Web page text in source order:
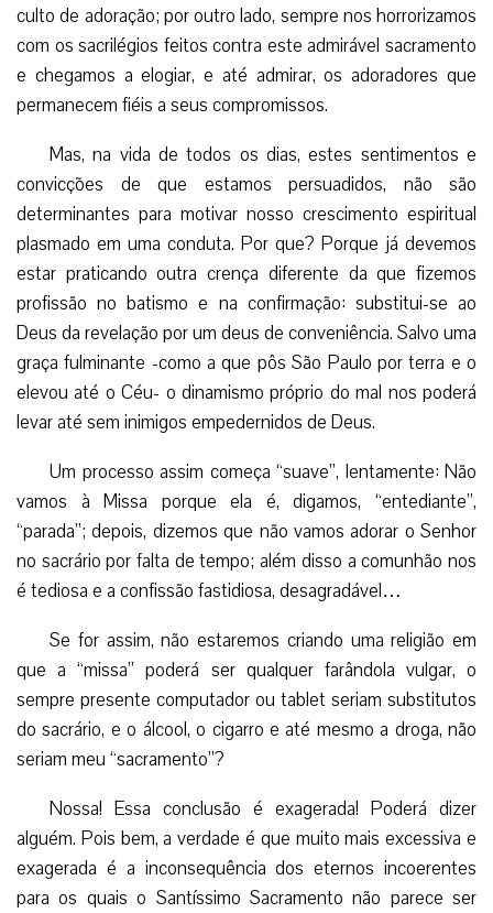
culto de adoração; por outro lado, sempre nos horrorizamos
com os sacrilégios feitos contra este admirável sacramento
e chegamos a elogiar, e até admirar, os adoradores que
permanecem fiéis a seus compromissos.
Mas, na vida de todos os dias, estes sentimentos e
convicções de que estamos persuadidos, não são
determinantes para motivar nosso crescimento espiritual
plasmado em uma conduta. Por que? Porque já devemos
estar praticando outra crença diferente da que fizemos
profissão no batismo e na confirmação: substitui-se ao
Deus da revelação por um deus de conveniência. Salvo uma
graça fulminante -como a que pôs São Paulo por terra e o
elevou até o Céu- o dinamismo próprio do mal nos poderá
levar até sem inimigos empedernidos de Deus.
Um processo assim começa “suave”, lentamente: Não
vamos à Missa porque ela é, digamos, “entediante”,
“parada”; depois, dizemos que não vamos adorar o Senhor
no sacrário por falta de tempo; além disso a comunhão nos
é tediosa e a confissão fastidiosa, desagradável…
Se for assim, não estaremos criando uma religião em
que a “missa” poderá ser qualquer farândola vulgar, o
sempre presente computador ou tablet seriam substitutos
do sacrário, e o álcool, o cigarro e até mesmo a droga, não
seriam meu “sacramento”?
Nossa! Essa conclusão é exagerada! Poderá dizer
alguém. Pois bem, a verdade é que muito mais excessiva e
exagerada é a inconsequência dos eternos incoerentes
para os quais o Santíssimo Sacramento não parece ser